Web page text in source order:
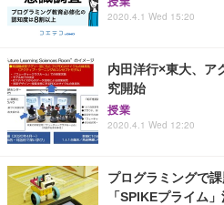
2020.4.1 Wed 15:20
内田洋行×東大、ア
究開始
授業
2020.4.1 Wed 12:20
プログラミングで
「SPIKEプライム